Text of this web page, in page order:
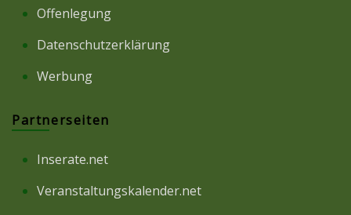
Offenlegung
Datenschutzerklärung
Werbung
Partnerseiten
Inserate.net
Veranstaltungskalender.net